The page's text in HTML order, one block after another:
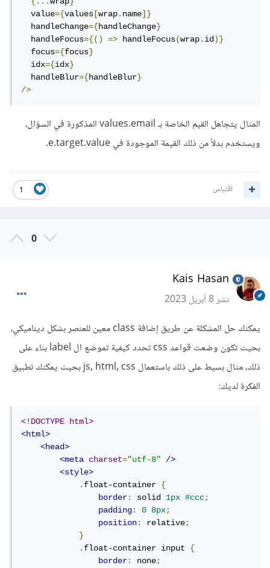
  value
={values [wrap.name]}
  handleChange
={handleChange}
  handleFocus
={() => handleFocus(wrap.id)}
  focus
={focus}
  idx
={idx}
  handleBlur
={handleBlur}
/>
المثال يتجاهل القيم الخاصة بـ values.email المذكورة في السؤال،
ويستخدم بدلاً من ذلك القيمة الموجودة في e.target.value.
1 اقتباس
0
Kais Hasan
نشر8 أبريل 2023
يمكنك حل المشكلة عن طريق إضافة class معين للعنصر بشكل ديناميكي،
بحيث تكون وضعت قواعد css تحدد كيفية تموضع ال label بناء على
ذلك، مثال بسيط على ذلك باستعمال js, html, css بحيث يمكنك تطبيق
الفكرة لديك:
<!DOCTYPE html>
<html>
<head>
<meta
charset="utf-8"
/>
<style>
.float-container {
border: solid 1px #ccc;
padding: 0 8px;
position: relative;
}
.float-container input {
border: none;